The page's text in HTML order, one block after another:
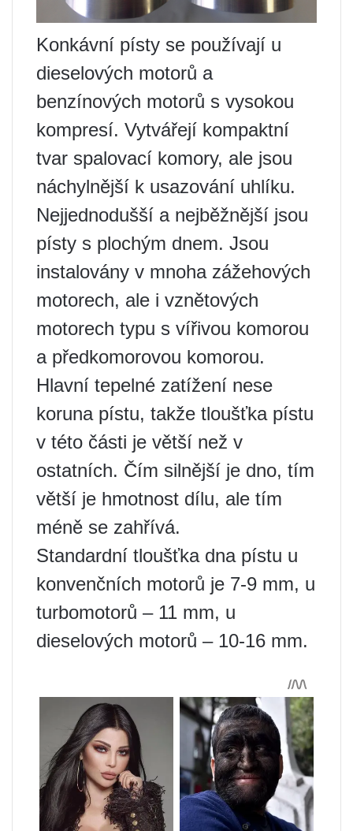
Konkávní písty se používají u
dieselových motorů a
benzínových motorů s vysokou
kompresí. Vytvářejí kompaktní
tvar spalovací komory, ale jsou
náchylnější k usazování uhlíku.
Nejjednodušší a nejběžnější jsou
písty s plochým dnem. Jsou
instalovány v mnoha zážehových
motorech, ale i vznětových
motorech typu s vířivou komorou
a předkomorovou komorou.
Hlavní tepelné zatížení nese
koruna pístu, takže tloušťka pístu
v této části je větší než v
ostatních. Čím silnější je dno, tím
větší je hmotnost dílu, ale tím
méně se zahřívá.
Standardní tloušťka dna pístu u
konvenčních motorů je 7-9 mm, u
turbomotorů – 11 mm, u
dieselových motorů – 10-16 mm.